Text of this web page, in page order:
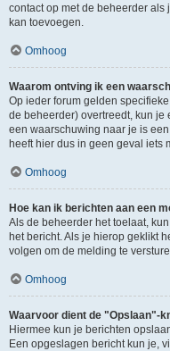
contact op met de beheerder
kan toevoegen.
Omhoog
Waarom ontving ik een
Op ieder forum gelden
de beheerder) overtreedt, kun je
een waarschuwing naar je is
heeft hier dus in geen geval iets
Omhoog
Hoe kan ik berichten aan een
Als de beheerder het toelaat,
het bericht. Als je hierop geklikt
volgen om de melding te
Omhoog
Waarvoor dient de "Opslaan"-
Hiermee kun je berichten
Een opgeslagen bericht kun je,